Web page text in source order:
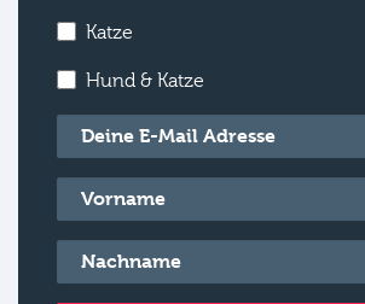
Katze
Hund & Katze
E-Mail*
Vorname*
Nachname*